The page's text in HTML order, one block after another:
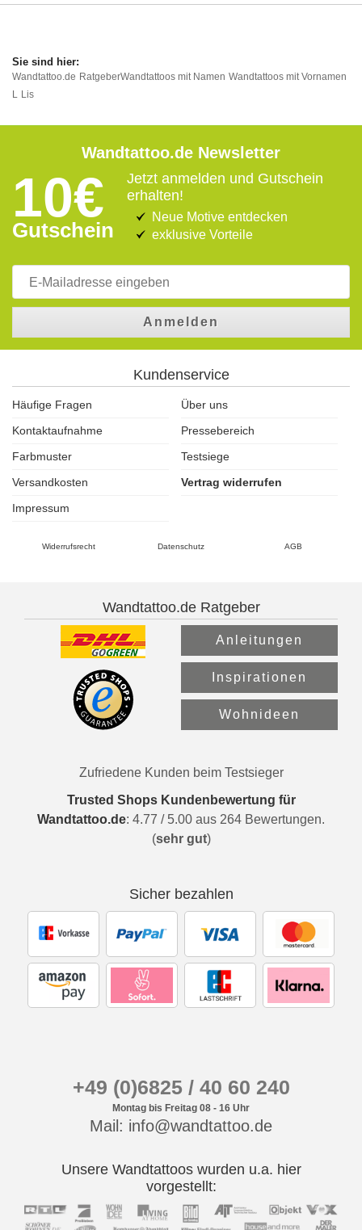
Wandtattoo.de RatgeberWandtattoos mit Namen Wandtattoos mit Vornamen
L Lis
Wandtattoo.de Newsletter
10€
Gutschein
Jetzt anmelden und Gutschein
erhalten!
Neue Motive entdecken
exklusive Vorteile
Anmelden
Kundenservice
Häufige Fragen
Über uns
Kontaktaufnahme
Pressebereich
Farbmuster
Testsiege
Versandkosten
Vertrag widerrufen
Impressum
Widerrufsrecht Datenschutz AGB
Wandtattoo.de Ratgeber
Anleitungen
Inspirationen
Wohnideen
Zufriedene Kunden beim Testsieger
Trusted Shops Kundenbewertung für
Wandtattoo.de: 4.77 / 5.00 aus 264 Bewertungen.
(sehr gut)
Sicher bezahlen
+49 (0)6825 / 40 60 240
Montag bis Freitag 08 - 16 Uhr
Mail: info@wandtattoo.de
Unsere Wandtattoos wurden u.a. hier
vorgestellt: